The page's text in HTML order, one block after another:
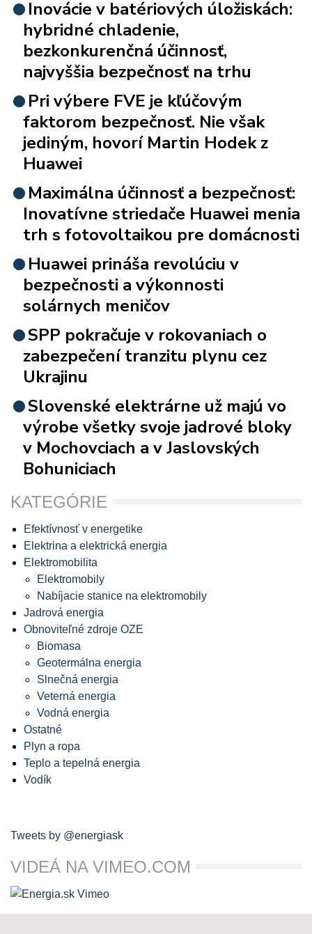
Inovácie v batériových úložiskách:
hybridné chladenie,
bezkonkurenčná účinnosť,
najvyššia bezpečnosť na trhu
Pri výbere FVE je kľúčovým
faktorom bezpečnosť. Nie však
jediným, hovorí Martin Hodek z
Huawei
Maximálna účinnosť a bezpečnosť:
Inovatívne striedače Huawei menia
trh s fotovoltaikou pre domácnosti
Huawei prináša revolúciu v
bezpečnosti a výkonnosti
solárnych meničov
SPP pokračuje v rokovaniach o
zabezpečení tranzitu plynu cez
Ukrajinu
Slovenské elektrárne už majú vo
výrobe všetky svoje jadrové bloky
v Mochovciach a v Jaslovských
Bohuniciach
KATEGÓRIE
Efektívnosť v energetike
Elektrina a elektrická energia
Elektromobilita
Elektromobily
Nabíjacie stanice na elektromobily
Jadrová energia
Obnoviteľné zdroje OZE
Biomasa
Geotermálna energia
Slnečná energia
Veterná energia
Vodná energia
Ostatné
Plyn a ropa
Teplo a tepelná energia
Vodík
Tweets by @energiask
VIDEÁ NA VIMEO.COM